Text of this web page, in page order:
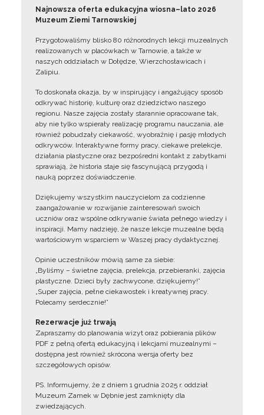
Najnowsza oferta edukacyjna wiosna–lato 2026
Muzeum Ziemi Tarnowskiej
Przygotowaliśmy blisko 80 różnorodnych lekcji muzealnych
realizowanych w placówkach w Tarnowie, a także w
naszych oddziałach w Dołędze, Wierzchosławicach i
Zalipiu.
To doskonała okazja, by w inspirujący i angażujący sposób
odkrywać historię, kulturę oraz dziedzictwo naszego
regionu. Nasze zajęcia zostały starannie opracowane tak,
aby nie tylko wspierały realizację programu nauczania, ale
również pobudzały ciekawość, wyobraźnię i pasję młodych
odkrywców. Interaktywne formy pracy, ciekawe prelekcje,
działania plastyczne oraz bezpośredni kontakt z zabytkami
sprawiają, że historia staje się fascynującą przygodą i
nauką poprzez doświadczenie.
Dziękujemy wszystkim nauczycielom za codzienne
zaangażowanie w rozwijanie zainteresowań swoich
uczniów oraz wspólne odkrywanie świata pełnego wiedzy i
inspiracji. Mamy nadzieję, że nasze lekcje muzealne będą
wartościowym wsparciem w Waszej pracy dydaktycznej.
Opinie uczestników mówią same za siebie:
„Byliśmy – świetne zajęcia, prelekcja, przebieranki, zajęcia
plastyczne. Dzieci były zachwycone, dziękujemy!”
„Super zajęcia, pełne ciekawostek i kreatywnej pracy.
Polecamy serdecznie!”
Rezerwacje już trwają
Zapraszamy do planowania wizyt oraz pobierania plików
PDF z pełną ofertą edukacyjną i lekcjami muzealnymi –
dostępna jest również skrócona wersja oferty bez
szczegółowych opisów.
PS. Informujemy, że z dniem 1 grudnia 2025 r. oddział
Muzeum Zamek w Dębnie jest zamknięty dla
zwiedzających.